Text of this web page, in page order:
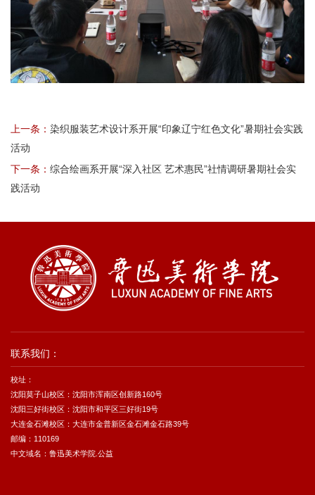
上一条： 染织服装艺术设计系开展“印象辽宁红色文化”暑期社会实践
活动
下一条： 综合绘画系开展“深入社区 艺术惠民”社情调研暑期社会实
践活动
联系我们：
校址：
沈阳莫子山校区：沈阳市浑南区创新路160号
沈阳三好街校区：沈阳市和平区三好街19号
大连金石滩校区：大连市金普新区金石滩金石路39号
邮编：110169
中文域名：鲁迅美术学院.公益